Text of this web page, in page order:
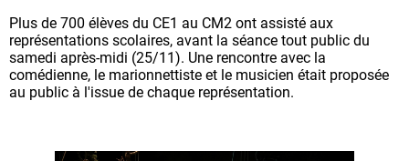
Plus de 700 élèves du CE1 au CM2 ont assisté aux
représentations scolaires, avant la séance tout public du
samedi après-midi (25/11). Une rencontre avec la
comédienne, le marionnettiste et le musicien était proposée
au public à l'issue de chaque représentation.